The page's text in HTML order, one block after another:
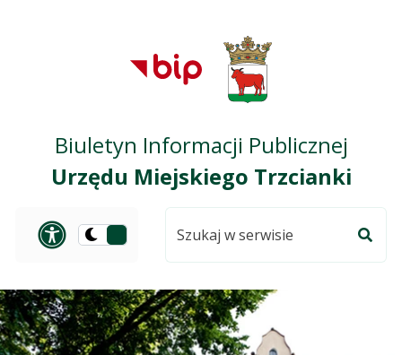
Przejdź do
głównego menu
Przejdź do treści
Przejdź do mapy
serwisu
Biuletyn Informacji Publicznej
Urzędu Miejskiego Trzcianki
Panel dostosowania
Przełącz
ciemną
serwisie